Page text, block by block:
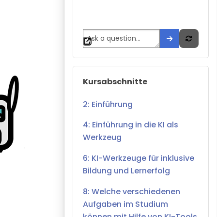
Kursabschnitte
2: Einführung
4: Einführung in die KI als
Werkzeug
6: KI-Werkzeuge für inklusive
Bildung und Lernerfolg
8: Welche verschiedenen
Aufgaben im Studium